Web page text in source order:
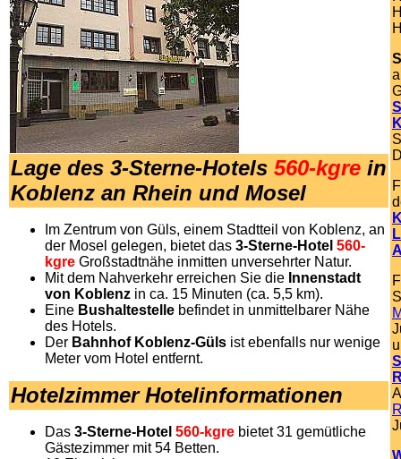
Lage des 3-Sterne-Hotels 560-kgre in
Koblenz an Rhein und Mosel
Im Zentrum von Güls, einem Stadtteil von Koblenz, an
der Mosel gelegen, bietet das 3-Sterne-Hotel 560-
kgre Großstadtnähe inmitten unversehrter Natur.
Mit dem Nahverkehr erreichen Sie die Innenstadt
von Koblenz in ca. 15 Minuten (ca. 5,5 km).
Eine Bushaltestelle befindet in unmittelbarer Nähe
des Hotels.
Der Bahnhof Koblenz-Güls ist ebenfalls nur wenige
Meter vom Hotel entfernt.
Hotelzimmer Hotelinformationen
Das 3-Sterne-Hotel 560-kgre bietet 31 gemütliche
Gästezimmer mit 54 Betten.